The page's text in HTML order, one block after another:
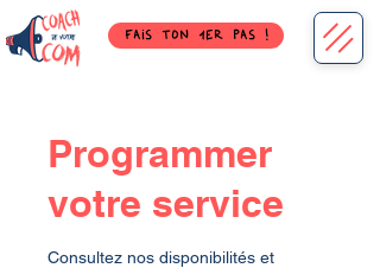
FAIS TON 1ER PAS !
Programmer
votre service
Consultez nos disponibilités et